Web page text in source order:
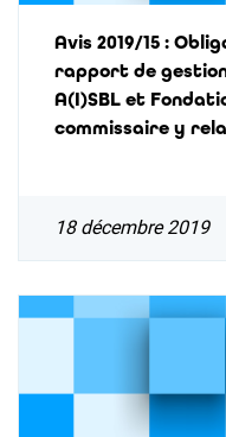
Avis 2019/15 :
rapport de
A(I)SBL et
commissaire y
18 décembre 2019